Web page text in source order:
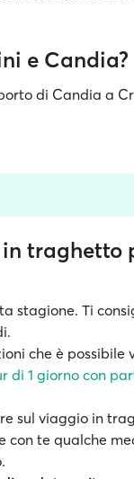
e Candia?
di Candia a
traghetto
stagione. Ti
che è possibile
di 1 giorno con
sul viaggio in
con te qualche